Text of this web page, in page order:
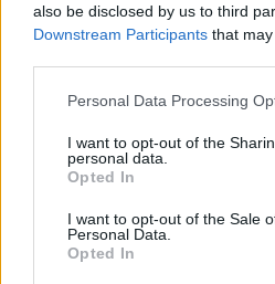
also be disclosed by us to third
Downstream Participants that
Personal Data Processing
I want to opt-out of the
personal data.
Opted In
I want to opt-out of the Sale
Personal Data.
Opted In
Το Διοικητικό Συμβούλιο
διατηρήσει αμετάβλητα τα
ΕΚΤ. Οι εισερχόμενες